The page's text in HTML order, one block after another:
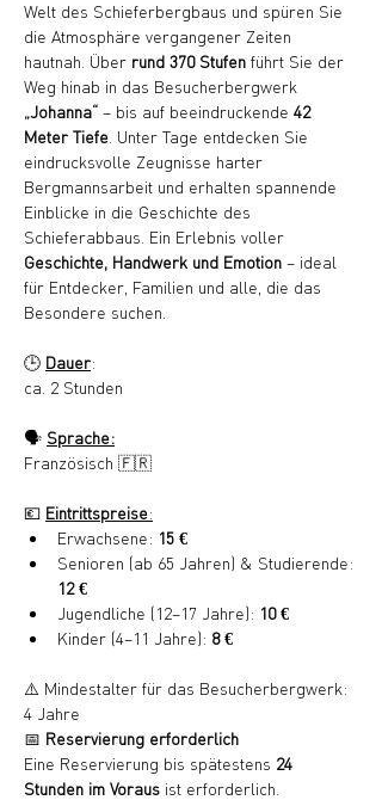
Welt des Schieferbergbaus und spüren Sie
die Atmosphäre vergangener Zeiten
hautnah. Über rund 370 Stufen führt Sie der
Weg hinab in das Besucherbergwerk
„Johanna“ – bis auf beeindruckende 42
Meter Tiefe . Unter Tage entdecken Sie
eindrucksvolle Zeugnisse harter
Bergmannsarbeit und erhalten spannende
Einblicke in die Geschichte des
Schieferabbaus. Ein Erlebnis voller
Geschichte, Handwerk und Emotion – ideal
für Entdecker, Familien und alle, die das
Besondere suchen.
🕒 Dauer:
ca. 2 Stunden
🗣️ Sprache:
Französisch 🇫🇷
💶 Eintrittspreise:
Erwachsene: 15 €
Senioren (ab 65 Jahren) & Studierende:
12 €
Jugendliche (12–17 Jahre): 10 €
Kinder (4–11 Jahre): 8 €
⚠️ Mindestalter für das Besucherbergwerk:
4 Jahre
📅 Reservierung erforderlich
Eine Reservierung bis spätestens 24
Stunden im Voraus ist erforderlich.